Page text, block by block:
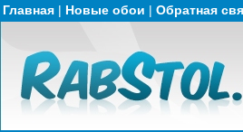
Главная | Новые обои | Обратная